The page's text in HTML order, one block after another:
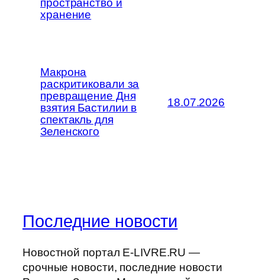
пространство и
хранение
Макрона
раскритиковали за
превращение Дня
взятия Бастилии в
спектакль для
Зеленского
18.07.2026
Последние новости
Новостной портал E-LIVRE.RU —
срочные новости, последние новости